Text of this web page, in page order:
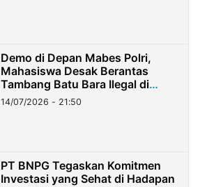
Demo di Depan Mabes Polri,
Mahasiswa Desak Berantas
Tambang Batu Bara Ilegal di
Lampung
14/07/2026 - 21:50
PT BNPG Tegaskan Komitmen
Investasi yang Sehat di Hadapan